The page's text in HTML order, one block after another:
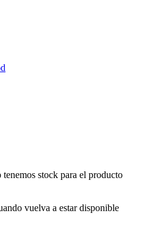
stock para el producto
vuelva a estar disponible